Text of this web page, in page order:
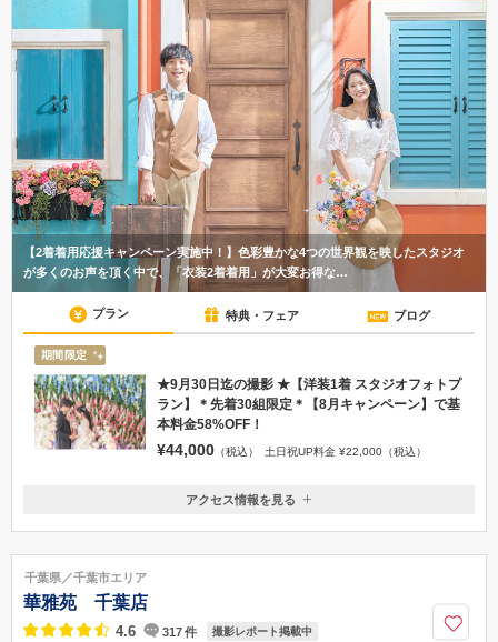
【2着着用応援キャンペーン実施中！】色彩豊かな4つの世界観を映したスタジオ
が多くのお声を頂く中で、「衣装2着着用」が大変お得な…
プラン 特典・フェア ブログ
期間限定
★9月30日迄の撮影 ★【洋装1着 スタジオフォトプ
ラン】＊先着30組限定＊【8月キャンペーン】で基
本料金58%OFF！
¥44,000 （税込） 土日祝UP料金 ¥22,000（税込）
千葉県千葉市中央区中央港1丁目22番7号 2階
0120-255-410
アクセス情報を見る
千葉県／千葉市エリア
華雅苑 千葉店
4.6 317件 撮影レポート掲載中